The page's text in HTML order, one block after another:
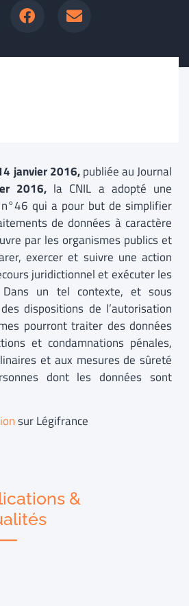
janvier 2016,publiée au Journal
2016, la CNIL a adopté une
qui a pour but de simplifier
de données à caractère
par les organismes publics et
exercer et suivre une action
juridictionnel et exécuter les
Dans un tel contexte, et sous
dispositions de l’autorisation
pourront traiter des données
et condamnations pénales,
et aux mesures de sûreté
dont les données sont
sur Légifrance
&